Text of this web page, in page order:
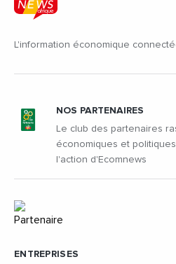
L'information économique
ENTREPRISES
NOS PARTENAIRES
Le club des partenaires
économiques et
l'action d'Ecomnews